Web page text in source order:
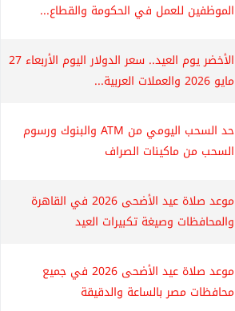
الموظفين للعمل في الحكومة والقطاع...
الأخضر يوم العيد.. سعر الدولار اليوم الأربعاء 27
مايو 2026 والعملات العربية...
حد السحب اليومي من ATM والبنوك ورسوم
السحب من ماكينات الصراف
موعد صلاة عيد الأضحى 2026 في القاهرة
والمحافظات وصيغة تكبيرات العيد
موعد صلاة عيد الأضحى 2026 في جميع
محافظات مصر بالساعة والدقيقة